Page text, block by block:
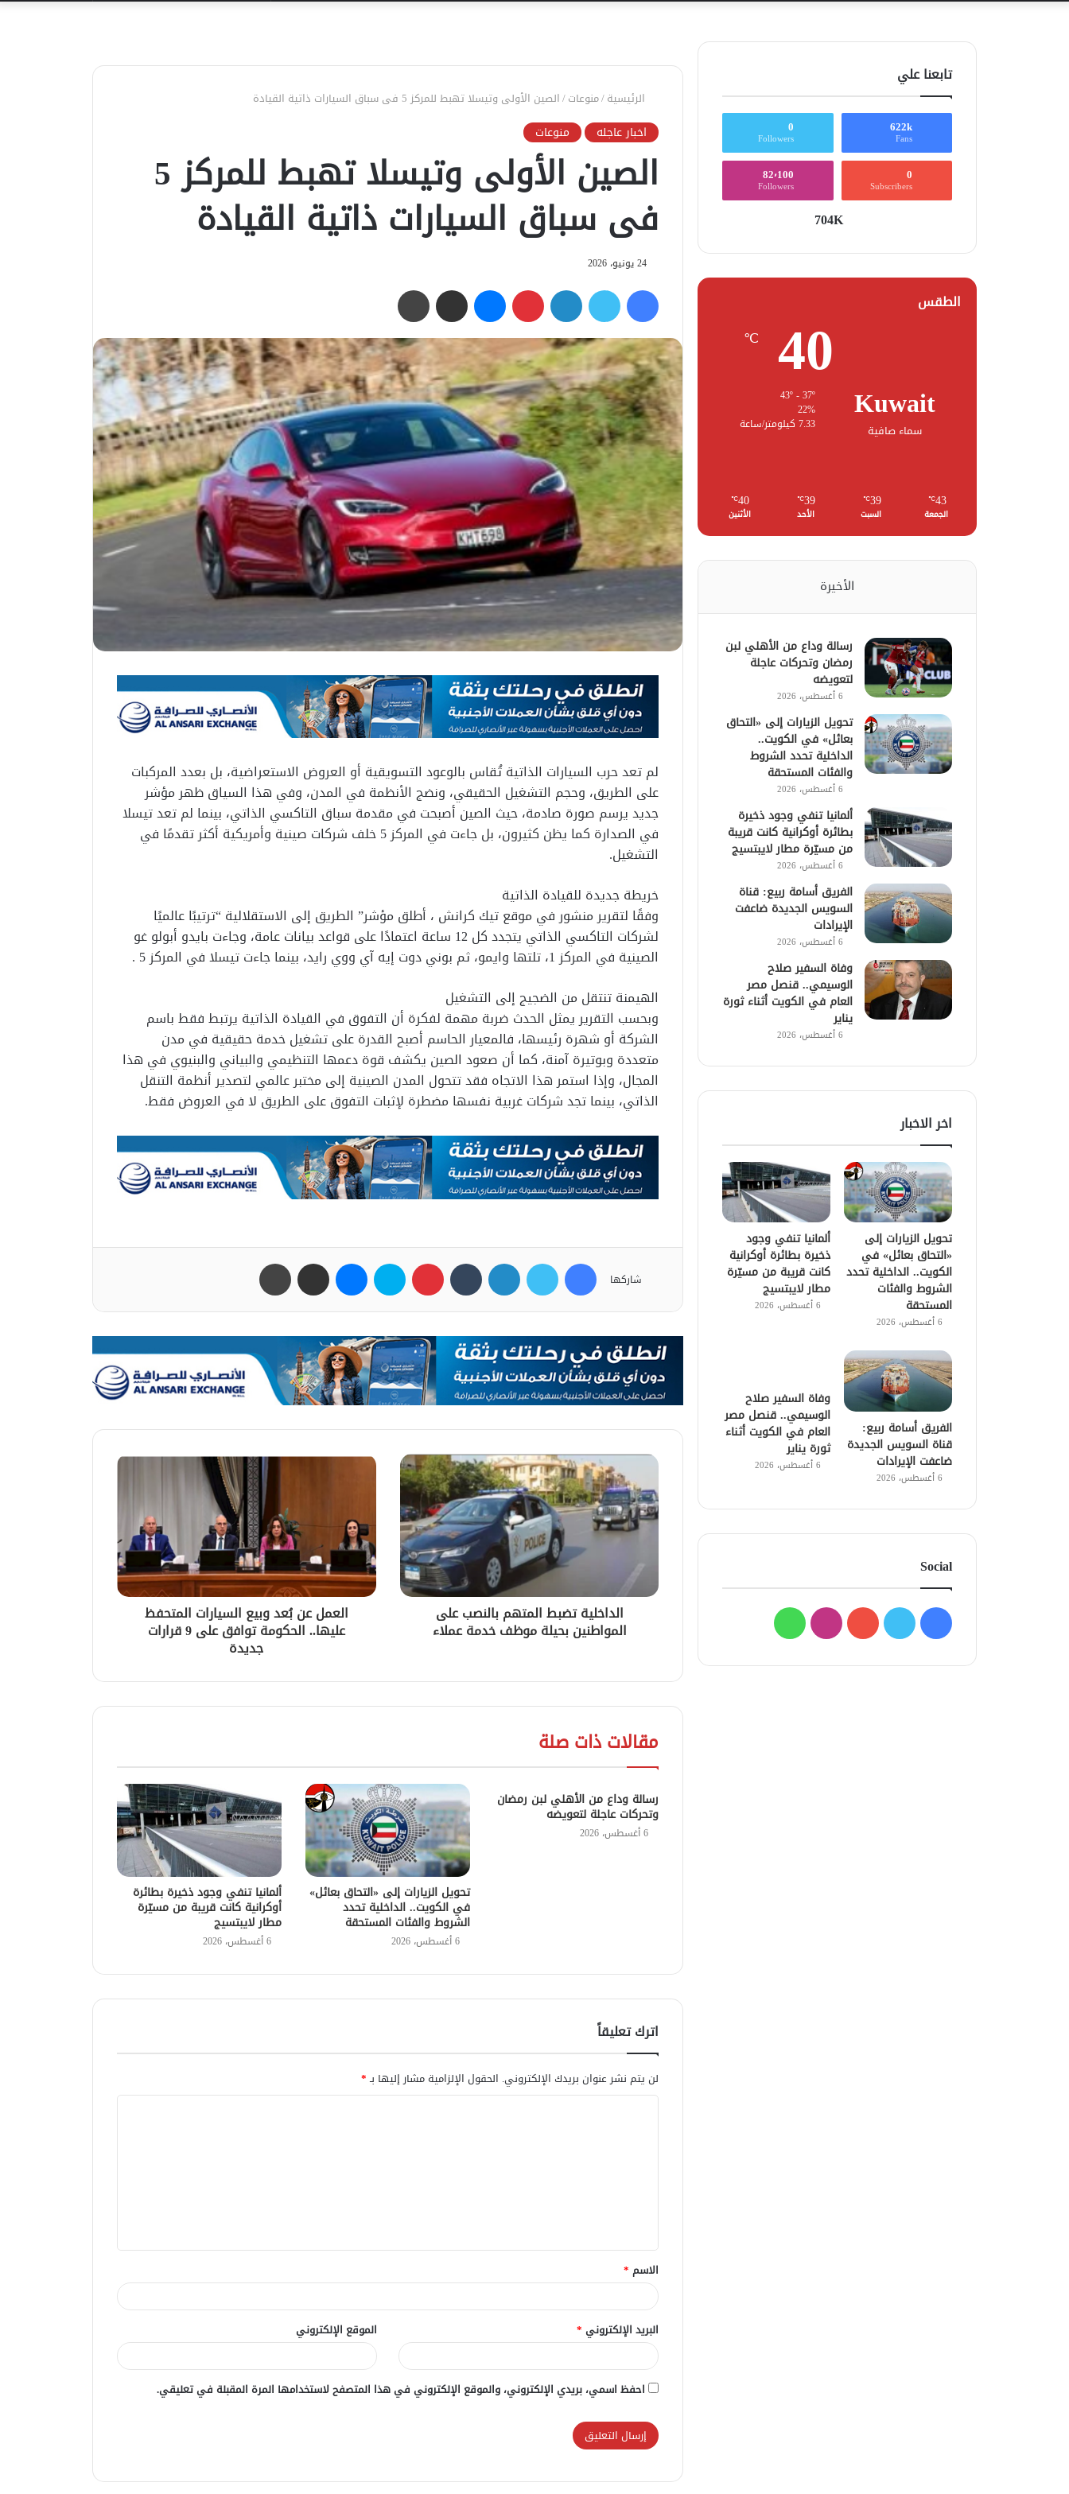
الرئيسية/منوعات/الصين الأولى وتيسلا تهبط للمركز 5 فى سباق السيارات ذاتية القيادة
اخبار عاجله منوعات
الصين الأولى وتيسلا تهبط للمركز 5
فى سباق السيارات ذاتية القيادة
24 يونيو، 2026
فيسبوك تويتر لينكدإن بينتيريست ماسنجر مشاركة عبر البريد
لم تعد حرب السيارات الذاتية تُقاس بالوعود التسويقية أو العروض الاستعراضية، بل بعدد المركبات
على الطريق، وحجم التشغيل الحقيقي، ونضج الأنظمة في المدن، وفي هذا السياق ظهر مؤشر
جديد يرسم صورة صادمة، حيث الصين أصبحت في مقدمة سباق التاكسي الذاتي، بينما لم تعد تيسلا
في الصدارة كما يظن كثيرون، بل جاءت في المركز 5 خلف شركات صينية وأمريكية أكثر تقدمًا في
التشغيل.
خريطة جديدة للقيادة الذاتية
وفقًا لتقرير منشور في موقع تيك كرانش ، أطلق مؤشر” الطريق إلى الاستقلالية “ترتيبًا عالميًا
لشركات التاكسي الذاتي يتجدد كل 12 ساعة اعتمادًا على قواعد بيانات عامة، وجاءت بايدو أبولو غو
الصينية في المركز 1، تلتها وايمو، ثم بوني دوت إيه آي ووي رايد، بينما جاءت تيسلا في المركز 5 .
الهيمنة تنتقل من الضجيج إلى التشغيل
وبحسب التقرير يمثل الحدث ضربة مهمة لفكرة أن التفوق في القيادة الذاتية يرتبط فقط باسم
الشركة أو شهرة رئيسها، فالمعيار الحاسم أصبح القدرة على تشغيل خدمة حقيقية في مدن
متعددة وبوتيرة آمنة، كما أن صعود الصين يكشف قوة دعمها التنظيمي والبياني والبنيوي في هذا
المجال، وإذا استمر هذا الاتجاه فقد تتحول المدن الصينية إلى مختبر عالمي لتصدير أنظمة التنقل
الذاتي، بينما تجد شركات غربية نفسها مضطرة لإثبات التفوق على الطريق لا في العروض فقط.
شاركها
فيسبوك تويتر لينكدإن بينتيريست سكايب ماسنجر مشاركة عبر البريد
الداخلية تضبط المتهم بالنصب على
المواطنين بحيلة موظف خدمة عملاء
العمل عن بُعد وبيع السيارات المتحفظ
عليها.. الحكومة توافق على 9 قرارات
جديدة
مقالات ذات صلة
رسالة وداع من الأهلي لبن رمضان
وتحركات عاجلة لتعويضه
6 أغسطس، 2026
تحويل الزيارات إلى «التحاق بعائل»
في الكويت.. الداخلية تحدد
الشروط والفئات المستحقة
6 أغسطس، 2026
ألمانيا تنفي وجود ذخيرة بطائرة
أوكرانية كانت قريبة من مسيّرة
مطار لايبتسيج
6 أغسطس، 2026
اترك تعليقاً
لن يتم نشر عنوان بريدك الإلكتروني. الحقول الإلزامية مشار إليها بـ*
ق
*
الاسم *
البريد الإلكتروني * الموقع الإلكتروني
احفظ اسمي، بريدي الإلكتروني، والموقع الإلكتروني في هذا المتصفح لاستخدامها المرة المقبلة في تعليقي.
تابعنا علي
622k
Fans
0
Followers
0
Subscribers
82٬100
Followers
704K
الطقس
Kuwait
سماء صافية
40
℃
43º - 37º
22%
7.33 كيلومتر/ساعة
43
℃
الجمعة
39
℃
السبت
39
℃
الأحد
40
℃
الأثنين
الأخيرة
رسالة وداع من الأهلي لبن
رمضان وتحركات عاجلة
لتعويضه
6 أغسطس، 2026
تحويل الزيارات إلى «التحاق
بعائل» في الكويت..
الداخلية تحدد الشروط
والفئات المستحقة
6 أغسطس، 2026
ألمانيا تنفي وجود ذخيرة
بطائرة أوكرانية كانت قريبة
من مسيّرة مطار لايبتسيج
6 أغسطس، 2026
الفريق أسامة ربيع: قناة
السويس الجديدة ضاعفت
الإيرادات
6 أغسطس، 2026
وفاة السفير صلاح
الوسيمي.. قنصل مصر
العام في الكويت أثناء ثورة
يناير
6 أغسطس، 2026
اخر الاخبار
تحويل الزيارات إلى
«التحاق بعائل» في
الكويت.. الداخلية تحدد
الشروط والفئات
المستحقة
6 أغسطس، 2026
ألمانيا تنفي وجود
ذخيرة بطائرة أوكرانية
كانت قريبة من مسيّرة
مطار لايبتسيج
6 أغسطس، 2026
الفريق أسامة ربيع:
قناة السويس الجديدة
ضاعفت الإيرادات
6 أغسطس، 2026
وفاة السفير صلاح
الوسيمي.. قنصل مصر
العام في الكويت أثناء
ثورة يناير
6 أغسطس، 2026
Social
فيسبوك
تويتر يوتيوبانستقرامواتساب